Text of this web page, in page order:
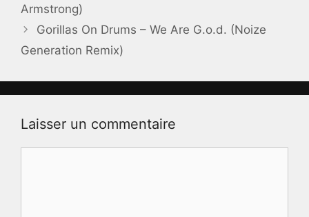
Armstrong)
Gorillas On Drums – We Are G.o.d. (Noize
Generation Remix)
Laisser un commentaire